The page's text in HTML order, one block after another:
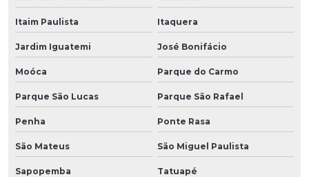
Itaim Paulista Itaquera
Jardim Iguatemi José Bonifácio
Moóca Parque do Carmo
Parque São Lucas Parque São Rafael
Penha Ponte Rasa
São Mateus São Miguel Paulista
Sapopemba Tatuapé